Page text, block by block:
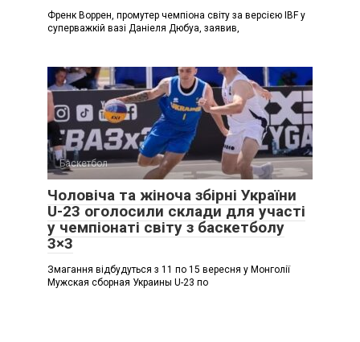
Френк Воррен, промутер чемпіона світу за версією IBF у
суперважкій вазі Даніеля Дюбуа, заявив,
Баскетбол
Чоловіча та жіноча збірні України
U-23 оголосили склади для участі
у чемпіонаті світу з баскетболу
3×3
Змагання відбудуться з 11 по 15 вересня у Монголії
Мужская сборная Украины U-23 по